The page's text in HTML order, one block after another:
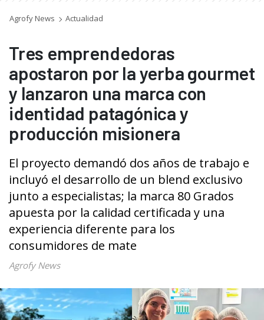
Agrofy News Actualidad
Tres emprendedoras
apostaron por la yerba gourmet
y lanzaron una marca con
identidad patagónica y
producción misionera
El proyecto demandó dos años de trabajo e
incluyó el desarrollo de un blend exclusivo
junto a especialistas; la marca 80 Grados
apuesta por la calidad certificada y una
experiencia diferente para los
consumidores de mate
Agrofy News